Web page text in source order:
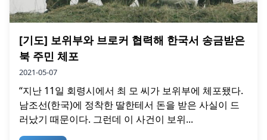
[기도] 보위부와 브로커 협력해 한국서 송금받은
북 주민 체포
2021-05-07
“지난 11일 회령시에서 최 모 씨가 보위부에 체포됐다.
남조선(한국)에 정착한 딸한테서 돈을 받은 사실이 드
러났기 때문이다. 그런데 이 사건이 보위...